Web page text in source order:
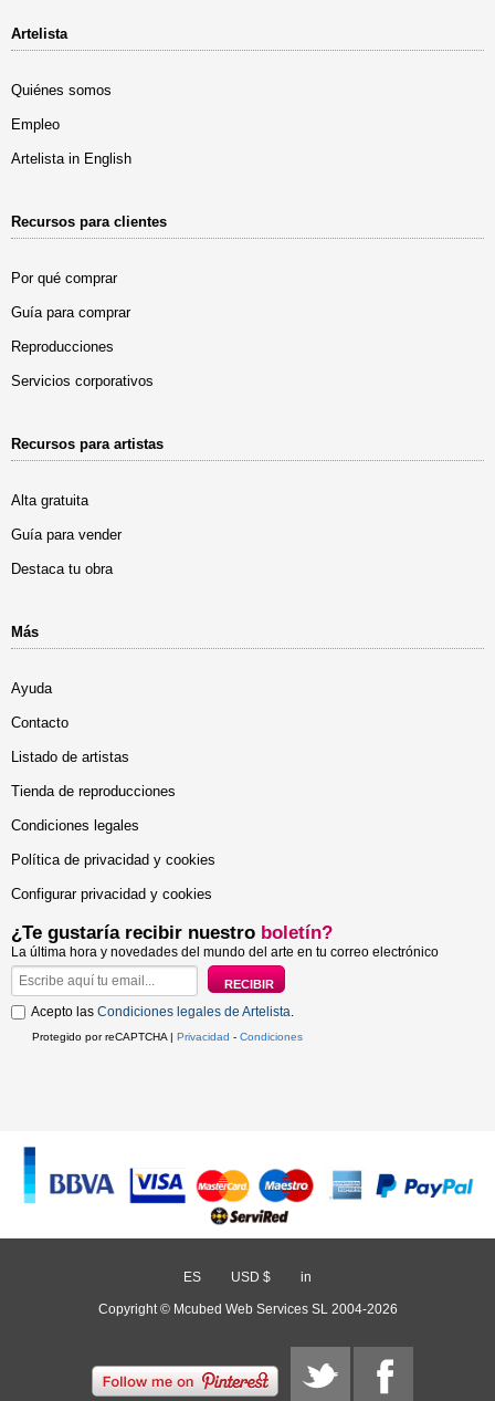
Artelista
Quiénes somos
Empleo
Artelista in English
Recursos para clientes
Por qué comprar
Guía para comprar
Reproducciones
Servicios corporativos
Recursos para artistas
Alta gratuita
Guía para vender
Destaca tu obra
Más
Ayuda
Contacto
Listado de artistas
Tienda de reproducciones
Condiciones legales
Política de privacidad y cookies
Configurar privacidad y cookies
¿Te gustaría recibir nuestro boletín?
La última hora y novedades del mundo del arte en tu correo electrónico
Acepto las Condiciones legales de Artelista.
Protegido por reCAPTCHA | Privacidad - Condiciones
ES USD $ in
Copyright © Mcubed Web Services SL 2004-2026